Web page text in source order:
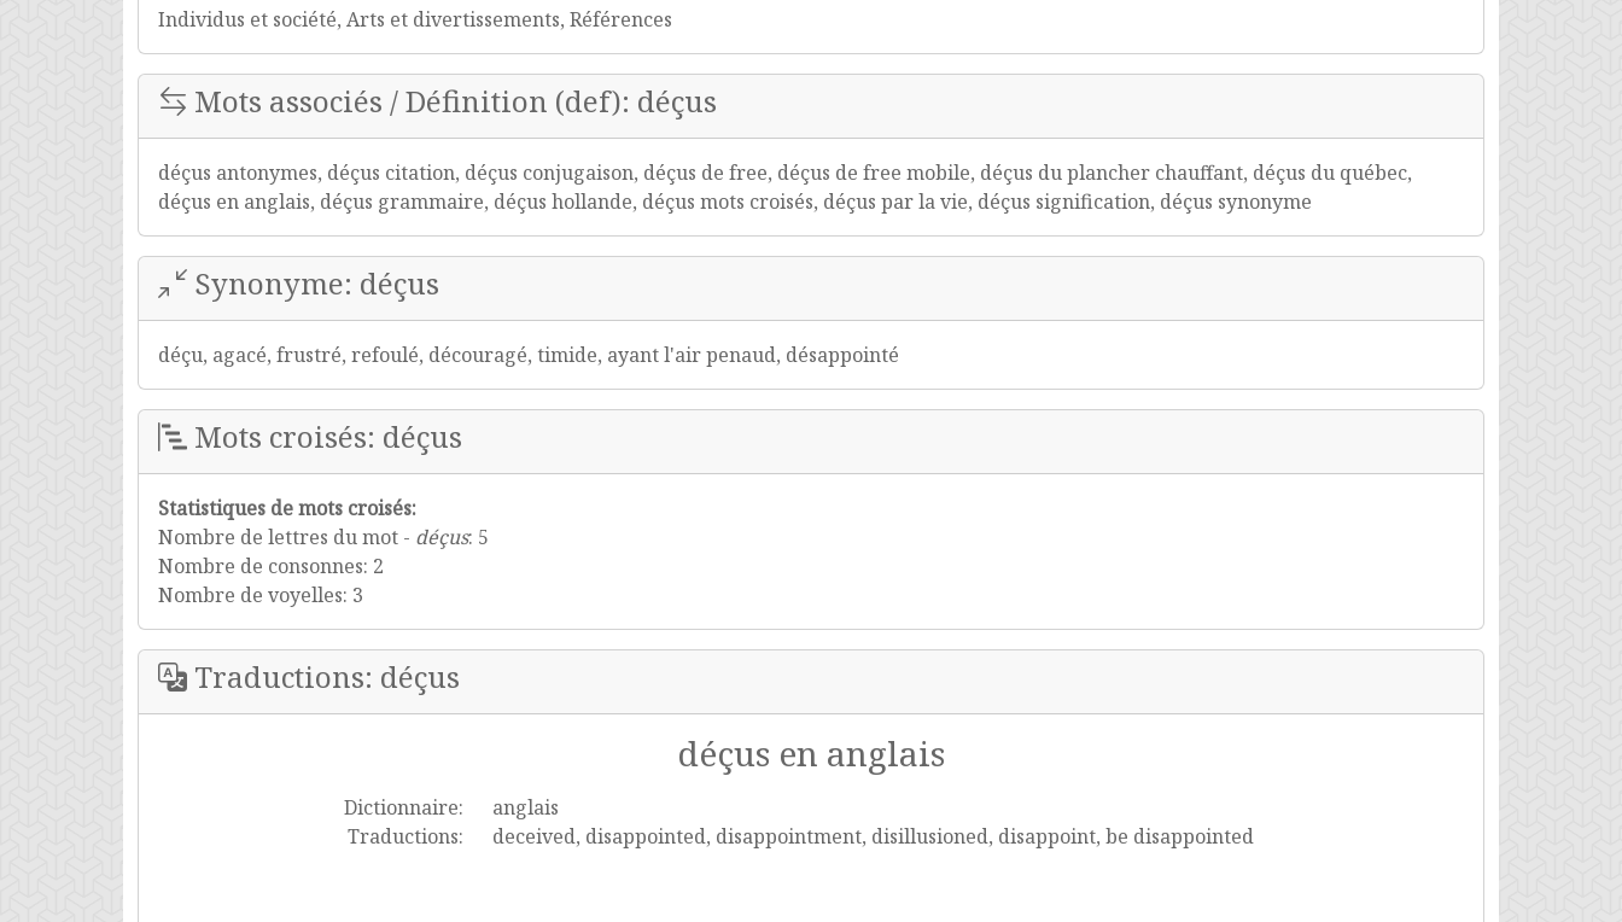
Individus et société, Arts et divertissements, Références
Mots associés / Définition (def): déçus
déçus antonymes, déçus citation, déçus conjugaison, déçus de free, déçus de free mobile, déçus du plancher chauffant, déçus du québec,
déçus en anglais, déçus grammaire, déçus hollande, déçus mots croisés, déçus par la vie, déçus signification, déçus synonyme
Synonyme: déçus
déçu, agacé, frustré, refoulé, découragé, timide, ayant l'air penaud, désappointé
Mots croisés: déçus
Statistiques de mots croisés:
Nombre de lettres du mot - déçus: 5
Nombre de consonnes: 2
Nombre de voyelles: 3
Traductions: déçus
déçus en anglais
Dictionnaire:
anglais
Traductions:
deceived, disappointed, disappointment, disillusioned, disappoint, be disappointed